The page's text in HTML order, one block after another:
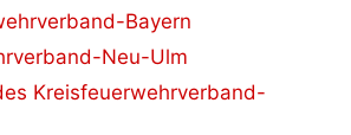
Bayern
Neu-Ulm
Kreisfeuerwehrverband-